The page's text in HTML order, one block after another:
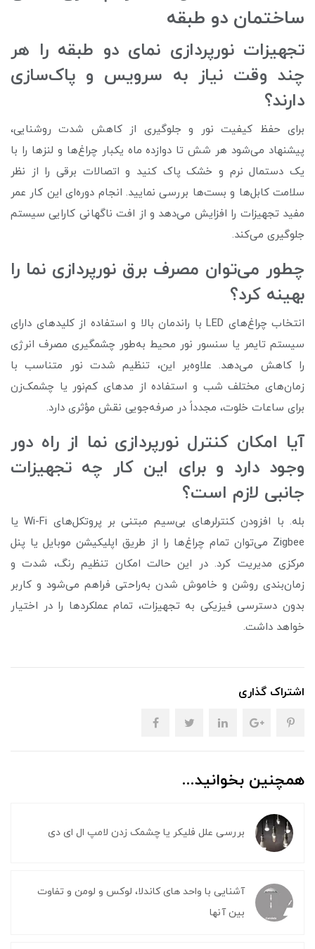
ساختمان دو طبقه
تجهیزات نورپردازی نمای دو طبقه را هر
چند وقت نیاز به سرویس و پاک‌سازی
دارند؟
برای حفظ کیفیت نور و جلوگیری از کاهش شدت روشنایی،
پیشنهاد می‌شود هر شش تا دوازده ماه یکبار چراغ‌ها و لنزها را با
یک دستمال نرم و خشک پاک کنید و اتصالات برقی را از نظر
سلامت کابل‌ها و بست‌ها بررسی نمایید. انجام دوره‌ای این کار عمر
مفید تجهیزات را افزایش می‌دهد و از افت ناگهانی کارایی سیستم
جلوگیری می‌کند.
چطور می‌توان مصرف برق نورپردازی نما را
بهینه کرد؟
انتخاب چراغ‌های LED با راندمان بالا و استفاده از کلیدهای دارای
سیستم تایمر یا سنسور نور محیط به‌طور چشمگیری مصرف انرژی
را کاهش می‌دهد. علاوه‌بر این، تنظیم شدت نور متناسب با
زمان‌های مختلف شب و استفاده از مدهای کم‌نور یا چشمک‌زن
برای ساعات خلوت، مجدداً در صرفه‌جویی نقش مؤثری دارد.
آیا امکان کنترل نورپردازی نما از راه دور
وجود دارد و برای این کار چه تجهیزات
جانبی لازم است؟
بله. با افزودن کنترلرهای بی‌سیم مبتنی بر پروتکل‌های Wi-Fi یا
Zigbee می‌توان تمام چراغ‌ها را از طریق اپلیکیشن موبایل یا پنل
مرکزی مدیریت کرد. در این حالت امکان تنظیم رنگ، شدت و
زمان‌بندی روشن‌ و خاموش شدن به‌راحتی فراهم می‌شود و کاربر
بدون دسترسی فیزیکی به تجهیزات، تمام عملکردها را در اختیار
خواهد داشت.
اشتراک گذاری
همچنین بخوانید...
بررسی علل فلیکر یا چشمک زدن لامپ ال ای دی
آشنایی با واحد های کاندلا، لوکس و لومن و تفاوت
بین آنها